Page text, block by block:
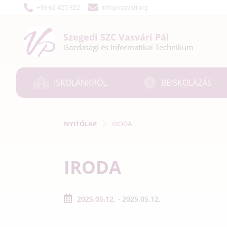
+36-62 425-322 info@vasvari.org
Szegedi SZC Vasvári Pál
Gazdasági és Informatikai Technikum
ISKOLÁNKRÓL BEISKOLÁZÁS
NYITÓLAP IRODA
IRODA
2025.05.12. - 2025.05.12.